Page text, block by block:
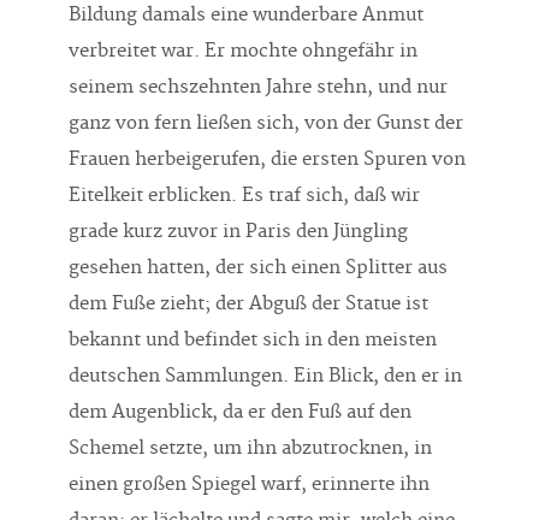
Bildung damals eine wunderbare Anmut
verbreitet war. Er mochte ohngefähr in
seinem sechszehnten Jahre stehn, und nur
ganz von fern ließen sich, von der Gunst der
Frauen herbeigerufen, die ersten Spuren von
Eitelkeit erblicken. Es traf sich, daß wir
grade kurz zuvor in Paris den Jüngling
gesehen hatten, der sich einen Splitter aus
dem Fuße zieht; der Abguß der Statue ist
bekannt und befindet sich in den meisten
deutschen Sammlungen. Ein Blick, den er in
dem Augenblick, da er den Fuß auf den
Schemel setzte, um ihn abzutrocknen, in
einen großen Spiegel warf, erinnerte ihn